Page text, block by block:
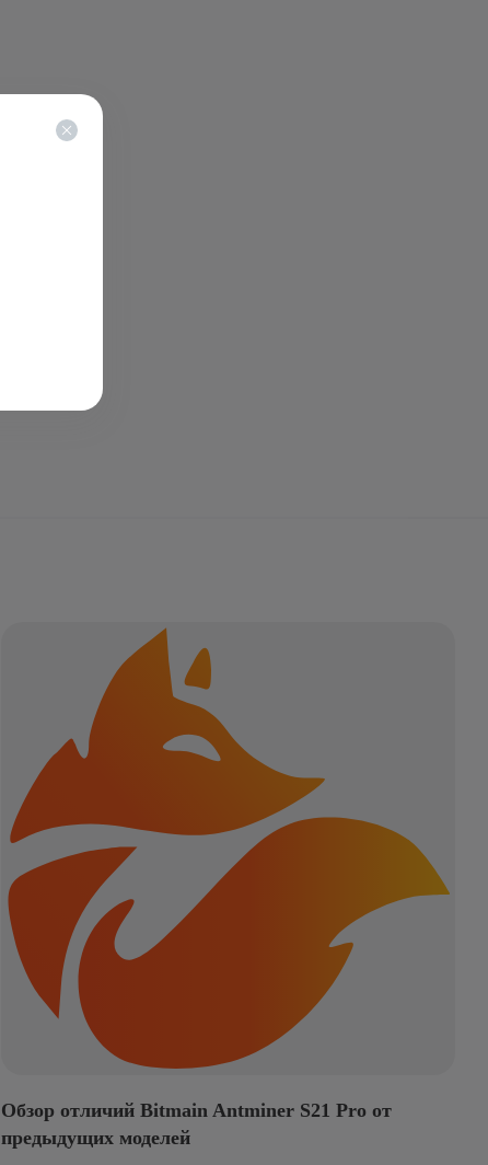
Обзор отличий Bitmain Antminer S21 Pro от
предыдущих моделей